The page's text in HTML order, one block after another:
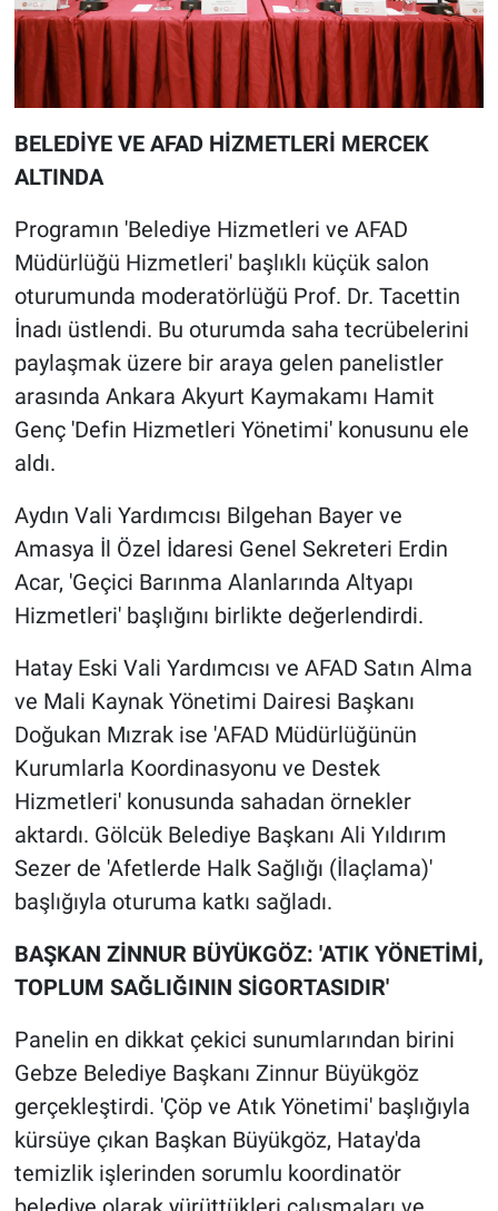
BELEDİYE VE AFAD HİZMETLERİ MERCEK
ALTINDA
Programın 'Belediye Hizmetleri ve AFAD
Müdürlüğü Hizmetleri' başlıklı küçük salon
oturumunda moderatörlüğü Prof. Dr. Tacettin
İnadı üstlendi. Bu oturumda saha tecrübelerini
paylaşmak üzere bir araya gelen panelistler
arasında Ankara Akyurt Kaymakamı Hamit
Genç 'Defin Hizmetleri Yönetimi' konusunu ele
aldı.
Aydın Vali Yardımcısı Bilgehan Bayer ve
Amasya İl Özel İdaresi Genel Sekreteri Erdin
Acar, 'Geçici Barınma Alanlarında Altyapı
Hizmetleri' başlığını birlikte değerlendirdi.
Hatay Eski Vali Yardımcısı ve AFAD Satın Alma
ve Mali Kaynak Yönetimi Dairesi Başkanı
Doğukan Mızrak ise 'AFAD Müdürlüğünün
Kurumlarla Koordinasyonu ve Destek
Hizmetleri' konusunda sahadan örnekler
aktardı. Gölcük Belediye Başkanı Ali Yıldırım
Sezer de 'Afetlerde Halk Sağlığı (İlaçlama)'
başlığıyla oturuma katkı sağladı.
BAŞKAN ZİNNUR BÜYÜKGÖZ: 'ATIK YÖNETİMİ,
TOPLUM SAĞLIĞININ SİGORTASIDIR'
Panelin en dikkat çekici sunumlarından birini
Gebze Belediye Başkanı Zinnur Büyükgöz
gerçekleştirdi. 'Çöp ve Atık Yönetimi' başlığıyla
kürsüye çıkan Başkan Büyükgöz, Hatay'da
temizlik işlerinden sorumlu koordinatör